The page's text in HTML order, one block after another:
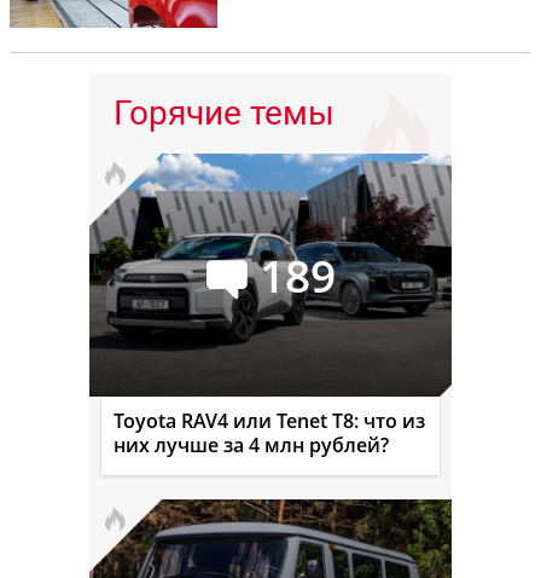
Горячие темы
189
Toyota RAV4 или Tenet T8: что из
них лучше за 4 млн рублей?